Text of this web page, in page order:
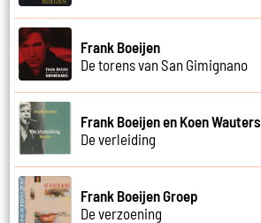
Frank Boeijen
De torens van San Gimignano
Frank Boeijen en Koen Wauters
De verleiding
Frank Boeijen Groep
De verzoening